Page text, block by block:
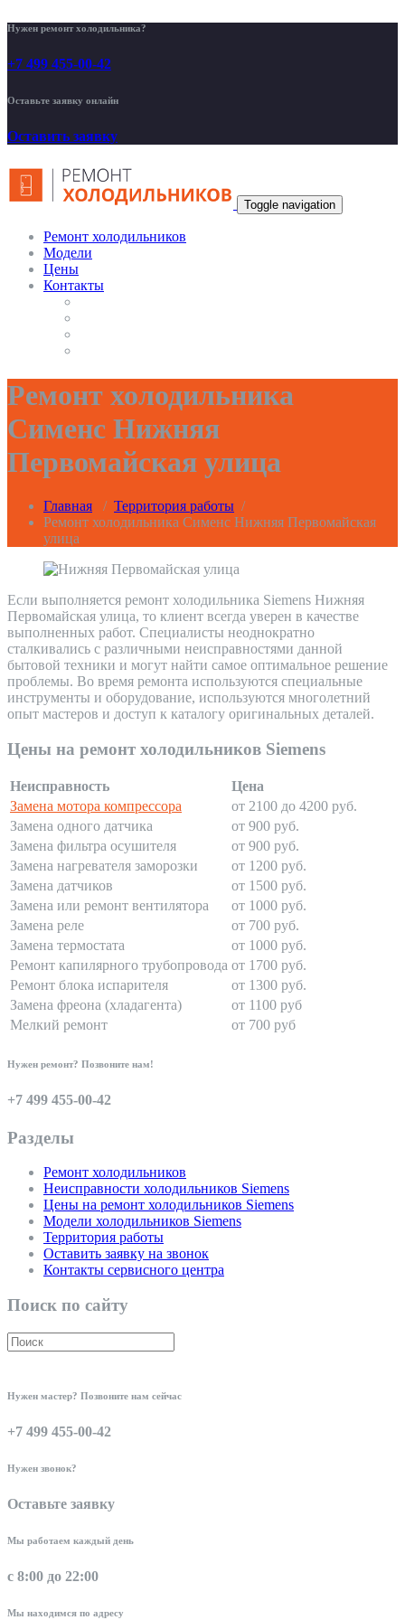
Нужен ремонт холодильника?
+7 499 455-00-42
Оставьте заявку онлайн
Оставить заявку
Toggle navigation
Ремонт холодильников
Модели
Цены
Контакты
Ремонт холодильника
Сименс Нижняя
Первомайская улица
Главная / Территория работы /
Ремонт холодильника Сименс Нижняя Первомайская
улица
Если выполняется ремонт холодильника Siemens Нижняя
Первомайская улица, то клиент всегда уверен в качестве
выполненных работ. Специалисты неоднократно
сталкивались с различными неисправностями данной
бытовой техники и могут найти самое оптимальное решение
проблемы. Во время ремонта используются специальные
инструменты и оборудование, используются многолетний
опыт мастеров и доступ к каталогу оригинальных деталей.
Цены на ремонт холодильников Siemens
Неисправность
Цена
Замена мотора компрессора
от 2100 до 4200 руб.
Замена одного датчика
от 900 руб.
Замена фильтра осушителя
от 900 руб.
Замена нагревателя заморозки
от 1200 руб.
Замена датчиков
от 1500 руб.
Замена или ремонт вентилятора
от 1000 руб.
Замена реле
от 700 руб.
Замена термостата
от 1000 руб.
Ремонт капилярного трубопровода от 1700 руб.
Ремонт блока испарителя
от 1300 руб.
Замена фреона (хладагента)
от 1100 руб
Мелкий ремонт
от 700 руб
Нужен ремонт? Позвоните нам!
+7 499 455-00-42
Разделы
Ремонт холодильников
Неисправности холодильников Siemens
Цены на ремонт холодильников Siemens
Модели холодильников Siemens
Территория работы
Оставить заявку на звонок
Контакты сервисного центра
Поиск по сайту
Нужен мастер? Позвоните нам сейчас
+7 499 455-00-42
Нужен звонок?
Оставьте заявку
Мы работаем каждый день
с 8:00 до 22:00
Мы находимся по адресу